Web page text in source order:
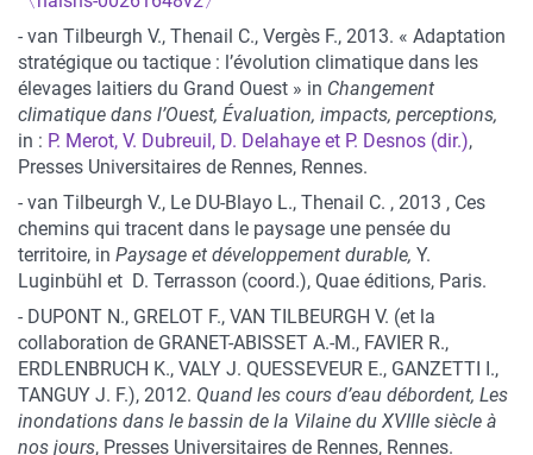
- van Tilbeurgh V., Thenail C., Vergès F., 2013. « Adaptation
stratégique ou tactique : l’évolution climatique dans les
élevages laitiers du Grand Ouest » in Changement
climatique dans l’Ouest, Évaluation, impacts, perceptions,
in : P. Merot, V. Dubreuil, D. Delahaye et P. Desnos (dir.),
Presses Universitaires de Rennes, Rennes.
- van Tilbeurgh V., Le DU-Blayo L., Thenail C. , 2013 , Ces
chemins qui tracent dans le paysage une pensée du
territoire, in Paysage et développement durable, Y.
Luginbühl et D. Terrasson (coord.), Quae éditions, Paris.
- DUPONT N., GRELOT F., VAN TILBEURGH V. (et la
collaboration de GRANET-ABISSET A.-M., FAVIER R.,
ERDLENBRUCH K., VALY J. QUESSEVEUR E., GANZETTI I.,
TANGUY J. F.), 2012. Quand les cours d’eau débordent, Les
inondations dans le bassin de la Vilaine du XVIIIe siècle à
nos jours, Presses Universitaires de Rennes, Rennes.